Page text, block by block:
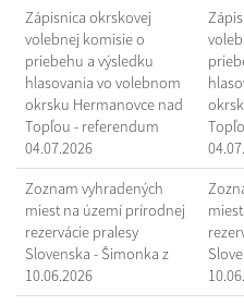
Zápisnica okrskovej
volebnej komisie o
priebehu a výsledku
hlasovania vo volebnom
okrsku Hermanovce nad
Topľou - referendum
04.07.2026
Zoznam vyhradených
miest na území prírodnej
rezervácie pralesy
Slovenska - Šimonka z
10.06.2026